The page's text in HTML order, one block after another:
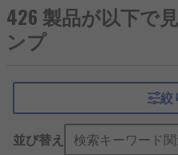
持するためにしっかりとし
ドルとしても使用できます
かりと保持することで、不
環境で使用可能なシンプル
接作業、又は金属加工に最
合わせたセット購入も可能
ト、 Tスロット、及びステ
426 製品が以下で
ンプ
絞
並び替え 検索キーワード